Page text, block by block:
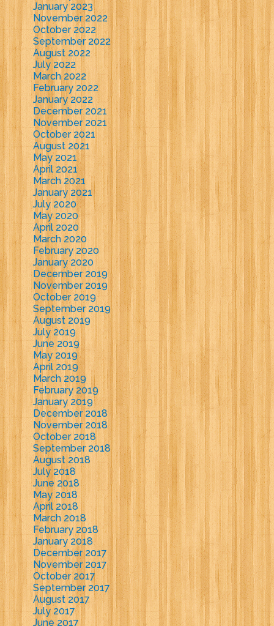
January 2023
November 2022
October 2022
September 2022
August 2022
July 2022
March 2022
February 2022
January 2022
December 2021
November 2021
October 2021
August 2021
May 2021
April 2021
March 2021
January 2021
July 2020
May 2020
April 2020
March 2020
February 2020
January 2020
December 2019
November 2019
October 2019
September 2019
August 2019
July 2019
June 2019
May 2019
April 2019
March 2019
February 2019
January 2019
December 2018
November 2018
October 2018
September 2018
August 2018
July 2018
June 2018
May 2018
April 2018
March 2018
February 2018
January 2018
December 2017
November 2017
October 2017
September 2017
August 2017
July 2017
June 2017